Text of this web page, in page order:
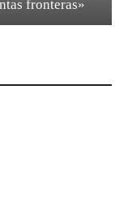
fronteras»